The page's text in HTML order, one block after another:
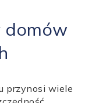
domów
przynosi wiele